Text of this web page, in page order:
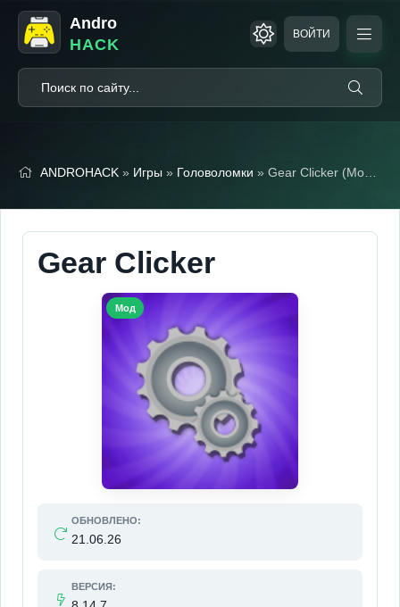
Andro
HACK
ВОЙТИ
ANDROHACK » Игры » Головоломки » Gear Clicker (Мод Меню)
Gear Clicker
ОБНОВЛЕНО:
21.06.26
ВЕРСИЯ:
Мод